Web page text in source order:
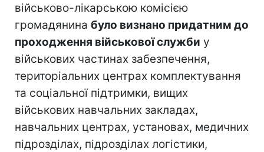
військово-лікарською комісією
громадянина було визнано придатним до
проходження військової служби у
військових частинах забезпечення,
територіальних центрах комплектування
та соціальної підтримки, вищих
військових навчальних закладах,
навчальних центрах, установах, медичних
підрозділах, підрозділах логістики,